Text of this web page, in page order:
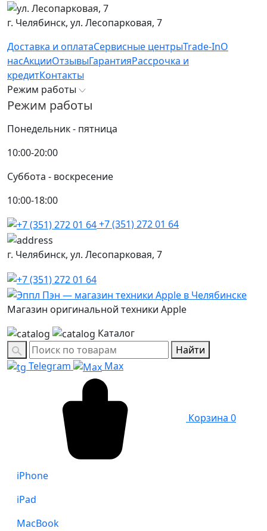
г. Челябинск, ул. Лесопарковая, 7
Доставка и оплатаСервисные центрыTrade-InО
насАкцииОтзывыГарантияРассрочка и
кредитКонтакты
Режим работы
Режим работы
Понедельник - пятница
10:00-20:00
Суббота - воскресение
10:00-18:00
+7 (351) 272 01 64
г. Челябинск, ул. Лесопарковая, 7
Магазин оригинальной техники Apple
Каталог
Найти
Telegram
Max
Корзина 0
iPhone
iPad
MacBook